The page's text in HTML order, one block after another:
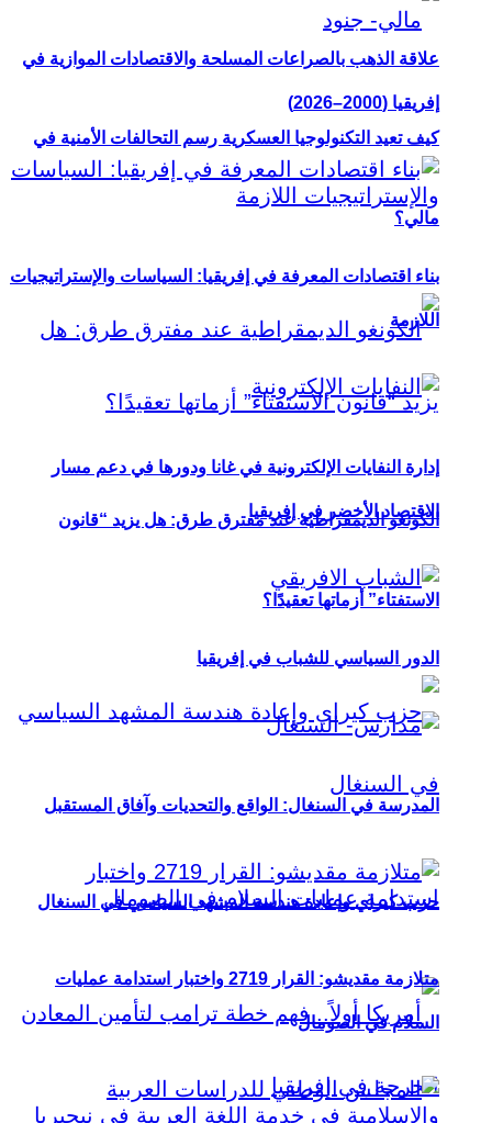
كيف تعيد التكنولوجيا العسكرية رسم التحالفات الأمنية في
مالي؟
الكونغو الديمقراطية عند مفترق طرق: هل يزيد “قانون
الاستفتاء” أزماتها تعقيدًا؟
حزب كيراي وإعادة هندسة المشهد السياسي في السنغال
علاقة الذهب بالصراعات المسلحة والاقتصادات الموازية في
إفريقيا (2000–2026)
بناء اقتصادات المعرفة في إفريقيا: السياسات والإستراتيجيات
اللازمة
إدارة النفايات الإلكترونية في غانا ودورها في دعم مسار
الاقتصاد الأخضر في إفريقيا
الدور السياسي للشباب في إفريقيا
المدرسة في السنغال: الواقع والتحديات وآفاق المستقبل
متلازمة مقديشو: القرار 2719 واختبار استدامة عمليات
السلام في الصومال